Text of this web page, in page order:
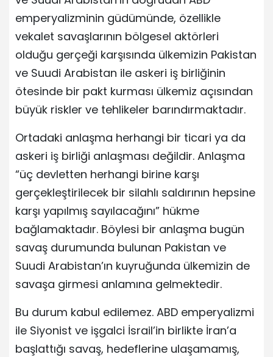
emperyalizminin güdümünde, özellikle
vekalet savaşlarının bölgesel aktörleri
olduğu gerçeği karşısında ülkemizin Pakistan
ve Suudi Arabistan ile askeri iş birliğinin
ötesinde bir pakt kurması ülkemiz açısından
büyük riskler ve tehlikeler barındırmaktadır.
Ortadaki anlaşma herhangi bir ticari ya da
askeri iş birliği anlaşması değildir. Anlaşma
“üç devletten herhangi birine karşı
gerçekleştirilecek bir silahlı saldırının hepsine
karşı yapılmış sayılacağını” hükme
bağlamaktadır. Böylesi bir anlaşma bugün
savaş durumunda bulunan Pakistan ve
Suudi Arabistan’ın kuyruğunda ülkemizin de
savaşa girmesi anlamına gelmektedir.
Bu durum kabul edilemez. ABD emperyalizmi
ile Siyonist ve işgalci İsrail’in birlikte İran’a
başlattığı savaş, hedeflerine ulaşamamış,